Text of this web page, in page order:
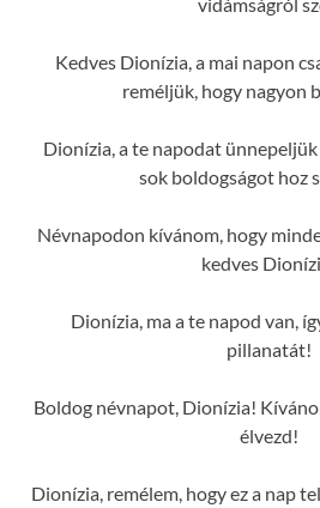
Kedves Dionízia, a mai napon
reméljük, hogy nagyon
Dionízia, a te napodat
sok boldogságot hoz
Névnapodon kívánom, hogy
kedves
Dionízia, ma a te napod van,
pillanatát!
Boldog névnapot, Dionízia!
élvezd!
Dionízia, remélem, hogy ez a nap